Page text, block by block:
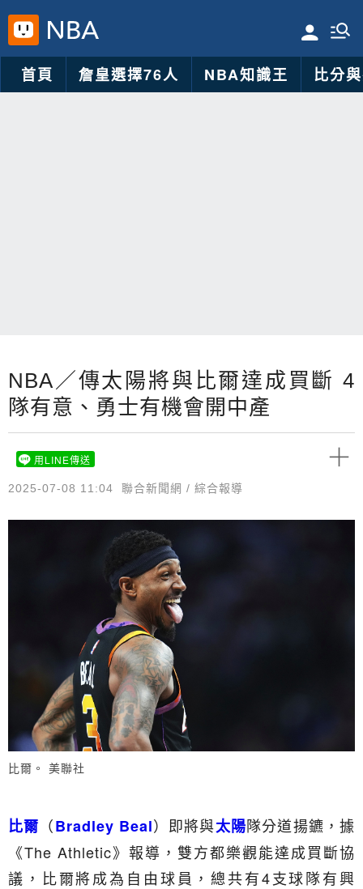
首頁 詹皇選擇76人 NBA知識王 比分
NBA／傳太陽將與比爾達成買斷 4
隊有意、勇士有機會開中產
2025-07-08 11:04 聯合新聞網 / 綜合報導
用LINE傳送
比爾。 美聯社
比爾 （Bradley Beal）即將與太陽隊分道揚鑣，據
《The Athletic》報導，雙方都樂觀能達成買斷協
議，比爾將成為自由球員，總共有4支球隊有興